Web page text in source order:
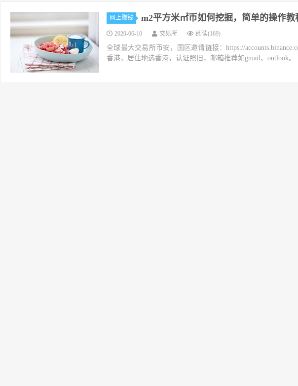
网上赚钱 m2平方米㎡币如何挖掘，简单的操作教
2020-06-10 交易所 阅读(169)
全球最大交易所币安，国区邀请链接：https://
香港，居住地选香港，认证照旧，邮箱推荐如gmail、outlook。